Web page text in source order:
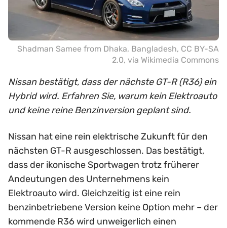
Shadman Samee from Dhaka, Bangladesh, CC BY-SA
2.0, via Wikimedia Commons
Nissan bestätigt, dass der nächste GT-R (R36) ein
Hybrid wird. Erfahren Sie, warum kein Elektroauto
und keine reine Benzinversion geplant sind.
Nissan hat eine rein elektrische Zukunft für den
nächsten GT-R ausgeschlossen. Das bestätigt,
dass der ikonische Sportwagen trotz früherer
Andeutungen des Unternehmens kein
Elektroauto wird. Gleichzeitig ist eine rein
benzinbetriebene Version keine Option mehr – der
kommende R36 wird unweigerlich einen